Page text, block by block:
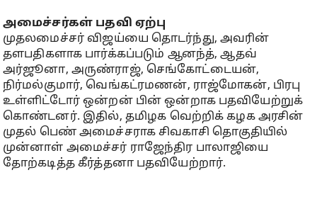
அமைச்சர்கள் பதவி ஏற்பு
முதலமைச்சர் விஜய்யை தொடர்ந்து, அவரின்
தளபதிகளாக பார்க்கப்படும் ஆனந்த், ஆதவ்
அர்ஜூனா, அருண்ராஜ், செங்கோட்டையன்,
நிர்மல்குமார், வெங்கட்ரமணன், ராஜ்மோகன், பிரபு
உள்ளிட்டோர் ஒன்றன் பின் ஒன்றாக பதவியேற்றுக்
கொண்டனர். இதில், தமிழக வெற்றிக் கழக அரசின்
முதல் பெண் அமைச்சராக சிவகாசி தொகுதியில்
முன்னாள் அமைச்சர் ராஜேந்திர பாலாஜியை
தோற்கடித்த கீர்த்தனா பதவியேற்றார்.